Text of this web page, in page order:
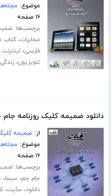
موضوع:
۱۶ صفحه
برچسب‌ها:
مخابرات،کتاب
فارسی،
تلویزیون، زندگی
دانلود ضمیمه کلیک روزنامه جام
از: ضمیمه
موضوع:
۱۶ صفحه
برچسب‌ها:
جام جم، سیما،
دانلود، سایت،